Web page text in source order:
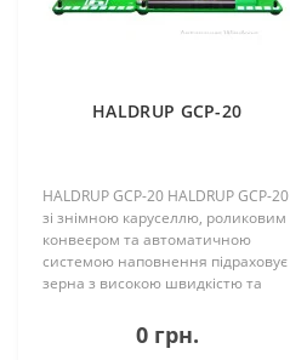
HALDRUP GCP-20
HALDRUP GCP-20 HALDRUP GCP-20
зі знімною каруселлю, роликовим
конвеєром та автоматичною
системою наповнення підраховує
зерна з високою швидкістю та
1000 зерен на хвилину,
наприклад кукурудзи, сої або
0 грн.